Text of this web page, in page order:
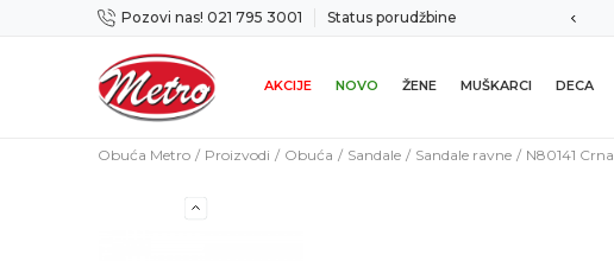
Pozovi nas! 021 795 3001 Status porudžbine
Mogućnost zamene u roku od 14 dana
AKCIJE NOVO ŽENE MUŠKARCI DECA
Obuća Metro Proizvodi Obuća Sandale Sandale ravne N80141 Crna